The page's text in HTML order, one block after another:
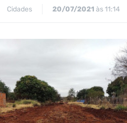
Cidades 20/07/2021 às 11:14